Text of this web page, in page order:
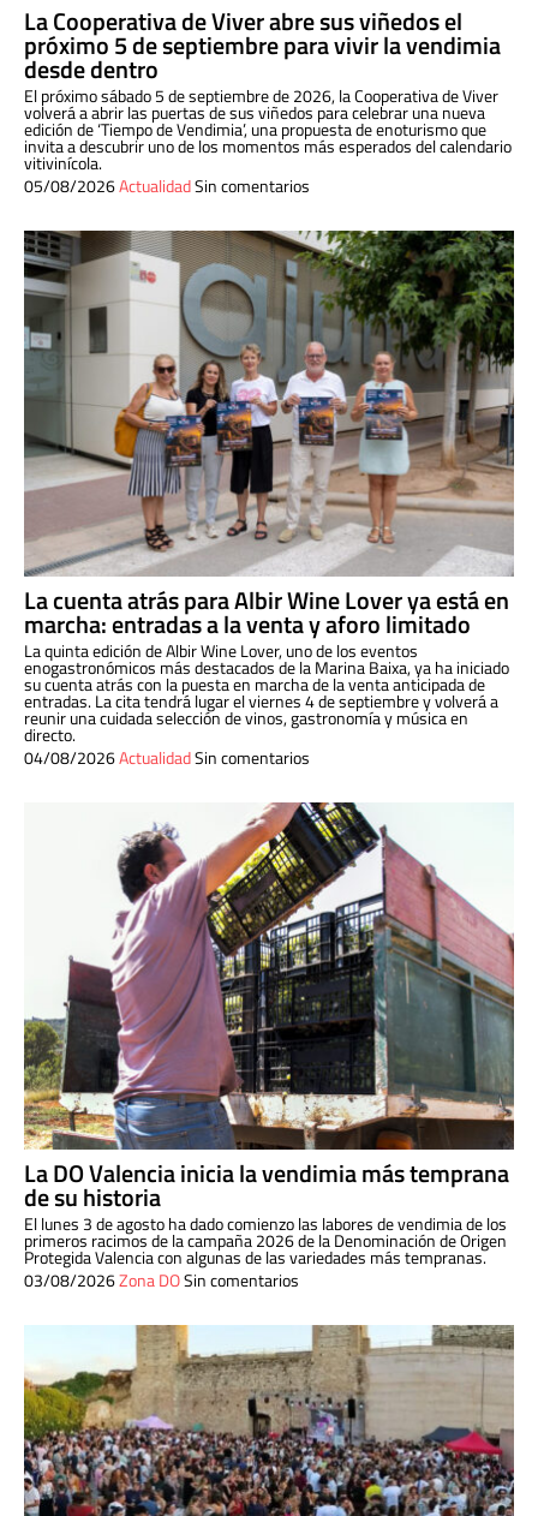
La Cooperativa de Viver abre sus viñedos el
próximo 5 de septiembre para vivir la vendimia
desde dentro
El próximo sábado 5 de septiembre de 2026, la Cooperativa de Viver
volverá a abrir las puertas de sus viñedos para celebrar una nueva
edición de ‘Tiempo de Vendimia’, una propuesta de enoturismo que
invita a descubrir uno de los momentos más esperados del calendario
vitivinícola.
05/08/2026ActualidadSin comentarios
La cuenta atrás para Albir Wine Lover ya está en
marcha: entradas a la venta y aforo limitado
La quinta edición de Albir Wine Lover, uno de los eventos
enogastronómicos más destacados de la Marina Baixa, ya ha iniciado
su cuenta atrás con la puesta en marcha de la venta anticipada de
entradas. La cita tendrá lugar el viernes 4 de septiembre y volverá a
reunir una cuidada selección de vinos, gastronomía y música en
directo.
04/08/2026ActualidadSin comentarios
La DO Valencia inicia la vendimia más temprana
de su historia
El lunes 3 de agosto ha dado comienzo las labores de vendimia de los
primeros racimos de la campaña 2026 de la Denominación de Origen
Protegida Valencia con algunas de las variedades más tempranas.
03/08/2026Zona DOSin comentarios